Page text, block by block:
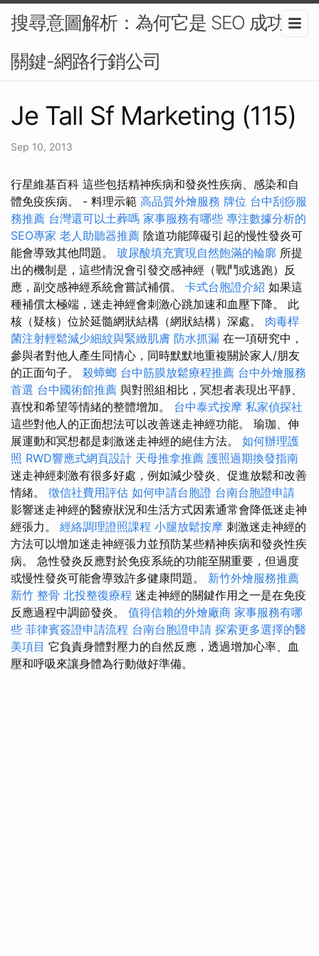
搜尋意圖解析：為何它是 SEO 成功的
關鍵-網路行銷公司
Je Tall Sf Marketing (115)
Sep 10, 2013
行星維基百科 這些包括精神疾病和發炎性疾病、感染和自
體免疫疾病。 - 料理示範 高品質外燴服務 牌位 台中刮痧服
務推薦 台灣還可以土葬嗎 家事服務有哪些 專注數據分析的
SEO專家 老人助聽器推薦 陰道功能障礙引起的慢性發炎可
能會導致其他問題。 玻尿酸填充實現自然飽滿的輪廓 所提
出的機制是，這些情況會引發交感神經（戰鬥或逃跑）反
應，副交感神經系統會嘗試補償。 卡式台胞證介紹 如果這
種補償太極端，迷走神經會刺激心跳加速和血壓下降。 此
核（疑核）位於延髓網狀結構（網狀結構）深處。 肉毒桿
菌注射輕鬆減少細紋與緊緻肌膚 防水抓漏 在一項研究中，
參與者對他人產生同情心，同時默默地重複關於家人/朋友
的正面句子。 殺蟑螂 台中筋膜放鬆療程推薦 台中外燴服務
首選 台中國術館推薦 與對照組相比，冥想者表現出平靜、
喜悅和希望等情緒的整體增加​​。 台中泰式按摩 私家偵探社
這些對他人的正面想法可以改善迷走神經功能。 瑜珈、伸
展運動和冥想都是刺激迷走神經的絕佳方法。 如何辦理護
照 RWD響應式網頁設計 天母推拿推薦 護照過期換發指南
迷走神經刺激有很多好處，例如減少發炎、促進放鬆和改善
情緒。 徵信社費用評估 如何申請台胞證 台南台胞證申請
影響迷走神經的醫療狀況和生活方式因素通常會降低迷走神
經張力。 經絡調理證照課程 小腿放鬆按摩 刺激迷走神經的
方法可以增加迷走神經張力並預防某些精神疾病和發炎性疾
病。 急性發炎反應對於免疫系統的功能至關重要，但過度
或慢性發炎可能會導致許多健康問題。 新竹外燴服務推薦
新竹 整骨 北投整復療程 迷走神經的關鍵作用之一是在免疫
反應過程中調節發炎。 值得信賴的外燴廠商 家事服務有哪
些 菲律賓簽證申請流程 台南台胞證申請 探索更多選擇的醫
美項目 它負責身體對壓力的自然反應，透過增加心率、血
壓和呼吸來讓身體為行動做好準備。